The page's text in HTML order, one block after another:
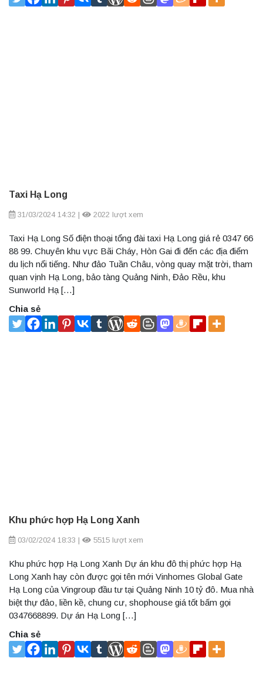
Taxi Hạ Long
31/03/2024 14:32 | 2022 lượt xem
Taxi Hạ Long Số điện thoại tổng đài taxi Hạ Long giá rẻ 0347 66
88 99. Chuyên khu vực Bãi Cháy, Hòn Gai đi đến các địa điểm
du lịch nổi tiếng. Như đảo Tuần Châu, vòng quay mặt trời, tham
quan vịnh Hạ Long, bảo tàng Quảng Ninh, Đảo Rều, khu
Sunworld Hạ […]
Chia sẻ
Khu phức hợp Hạ Long Xanh
03/02/2024 18:33 | 5515 lượt xem
Khu phức hợp Hạ Long Xanh Dự án khu đô thị phức hợp Hạ
Long Xanh hay còn được gọi tên mới Vinhomes Global Gate
Hạ Long của Vingroup đầu tư tại Quảng Ninh 10 tỷ đô. Mua nhà
biệt thự đảo, liền kề, chung cư, shophouse giá tốt bấm gọi
0347668899. Dự án Hạ Long […]
Chia sẻ